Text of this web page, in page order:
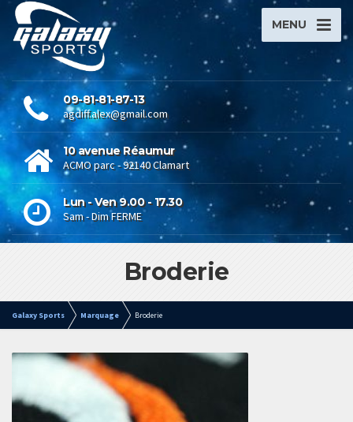
MENU
09-81-81-87-13
agdiff.alex@gmail.com
10 avenue Réaumur
ACMO parc - 92140 Clamart
Lun - Ven 9.00 - 17.30
Sam - Dim FERME
Broderie
Galaxy Sports Marquage Broderie